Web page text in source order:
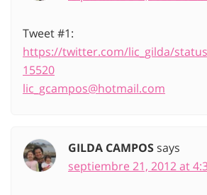
Tweet #1:
https://twitter.com/lic_gilda/
15520
lic_gcampos@hotmail.com
GILDA CAMPOSsays
septiembre 21, 2012 at